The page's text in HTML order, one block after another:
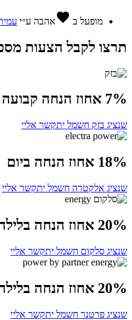
מופעל ב favoriteאהבה ע״י
תרצו לקבל הצעות
7% אחוז הנחה קבועה
שנציג בזק חשמל יתקשר אליי
18% אחוז הנחה ביום
שנציג אלקטרה חשמל יתקשר אליי
20% אחוז הנחה בלילה
שנציג סלקום חשמל יתקשר אליי
20% אחוז הנחה בלילה
שנציג פרטנר חשמל יתקשר אליי